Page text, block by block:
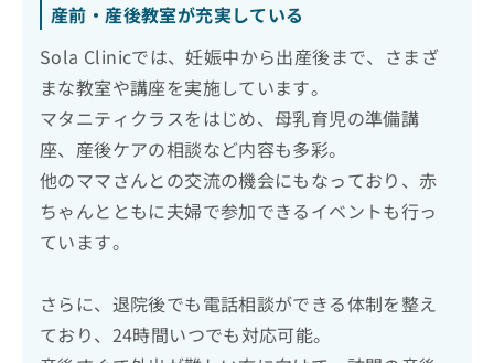
産前・産後教室が充実している
Sola Clinicでは、妊娠中から出産後まで、さまざ
まな教室や講座を実施しています。
マタニティクラスをはじめ、母乳育児の準備講
座、産後ケアの相談など内容も多彩。
他のママさんとの交流の機会にもなっており、赤
ちゃんとともに夫婦で参加できるイベントも行っ
ています。
さらに、退院後でも電話相談ができる体制を整え
ており、24時間いつでも対応可能。